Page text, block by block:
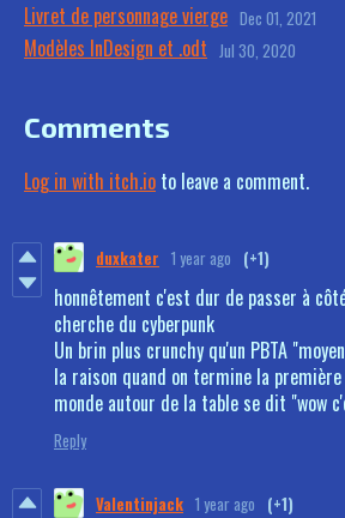
Livret de personnage vierge Dec 01, 2021
Modèles InDesign et .odt Jul 30, 2020
Comments
Log in with itch.io to leave a comment.
duxkater 1 year ago (+1)
honnêtement c'est dur de passer à
cherche du cyberpunk
Un brin plus crunchy qu'un PBTA
la raison quand on termine la
monde autour de la table se dit "wow
Reply
Valentinjack 1 year ago (+1)